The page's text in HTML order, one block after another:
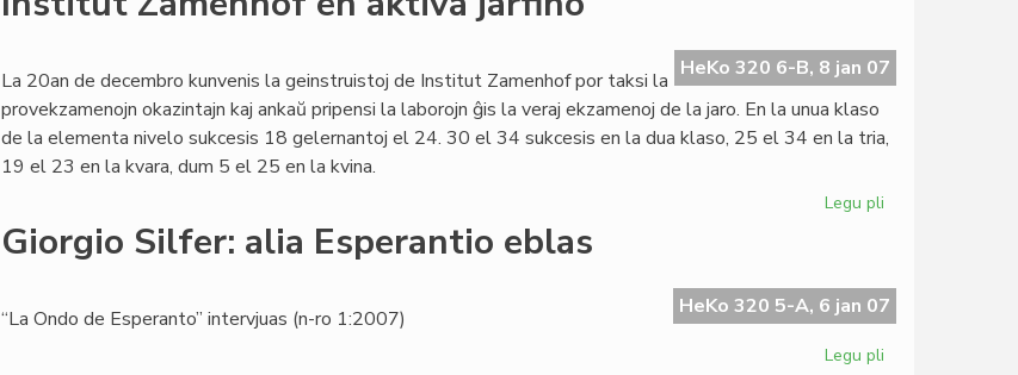
Wielgus
al
HeKo 320 6-B, 8 jan 07
La 20an de decembro kunvenis la geinstruistoj de Institut Zamenhof por taksi la
provekzamenojn okazintajn kaj ankaŭ pripensi la laborojn ĝis la veraj ekzamenoj de la jaro. En la unua klaso
de la elementa nivelo sukcesis 18 gelernantoj el 24. 30 el 34 sukcesis en la dua klaso, 25 el 34 en la tria,
19 el 23 en la kvara, dum 5 el 25 en la kvina.
Legu pli
aktiva
jarfino
Giorgio Silfer: alia Esperantio eblas
HeKo 320 5-A, 6 jan 07
“La Ondo de Esperanto” intervjuas (n-ro 1:2007)
Legu pli